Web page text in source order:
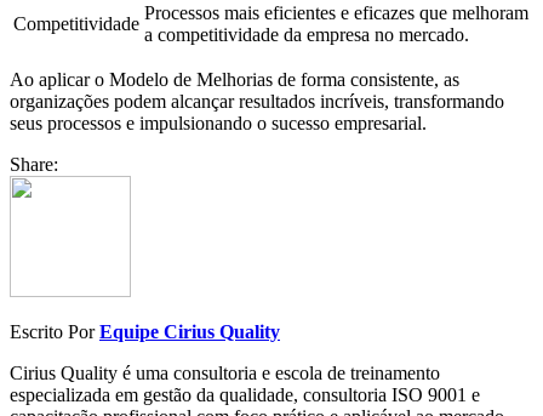
Competitividade
Processos mais eficientes e eficazes que melhoram
a competitividade da empresa no mercado.
Ao aplicar o Modelo de Melhorias de forma consistente, as
organizações podem alcançar resultados incríveis, transformando
seus processos e impulsionando o sucesso empresarial.
Share:
Escrito PorEquipe Cirius Quality
Cirius Quality é uma consultoria e escola de treinamento
especializada em gestão da qualidade, consultoria ISO 9001 e